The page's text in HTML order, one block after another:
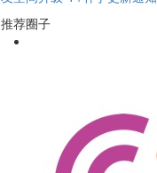
推荐圈子